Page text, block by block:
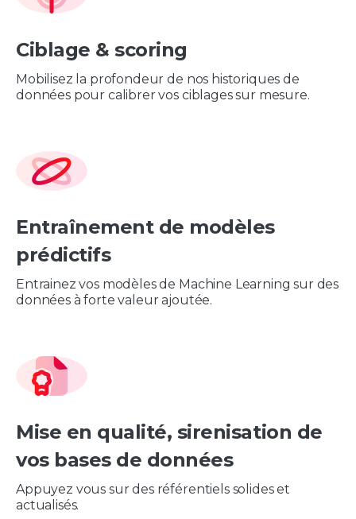
Ciblage & scoring
Mobilisez la profondeur de nos historiques de
données pour calibrer vos ciblages sur mesure.
Entraînement de modèles
prédictifs
Entrainez vos modèles de Machine Learning sur des
données à forte valeur ajoutée.
Mise en qualité, sirenisation de
vos bases de données
Appuyez vous sur des référentiels solides et
actualisés.